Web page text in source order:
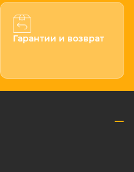
Гарантии и возврат